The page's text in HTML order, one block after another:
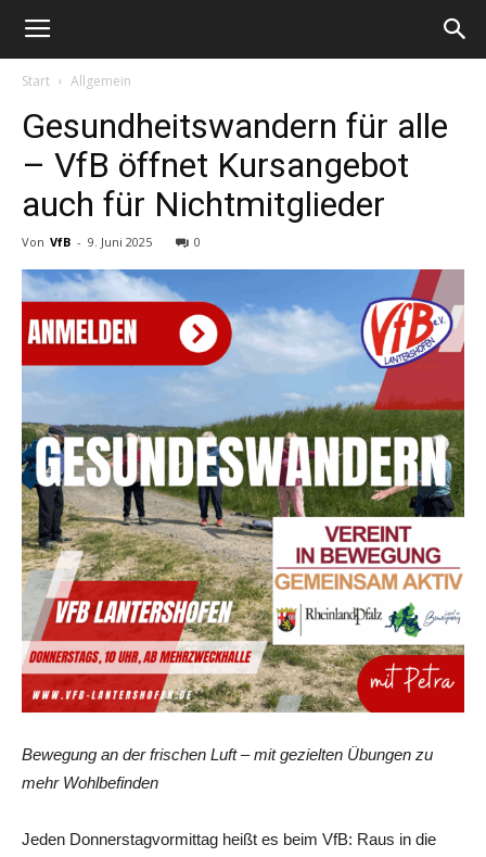
Start Allgemein
Gesundheitswandern für alle
– VfB öffnet Kursangebot
auch für Nichtmitglieder
Von VfB - 9. Juni 2025 0
Bewegung an der frischen Luft – mit gezielten Übungen zu
mehr Wohlbefinden
Jeden Donnerstagvormittag heißt es beim VfB: Raus in die